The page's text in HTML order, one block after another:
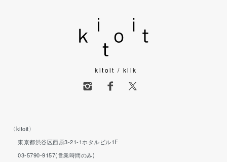
kitoit / kiik
〈kitoit〉
東京都渋谷区西原3-21-1ホタルビル1F
03-5790-9157(営業時間のみ)